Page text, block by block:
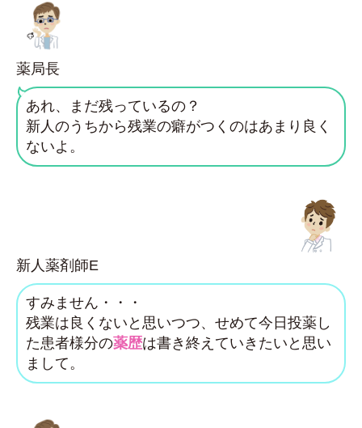
薬局長
あれ、まだ残っているの？
新人のうちから残業の癖がつくのはあまり良く
ないよ。
新人薬剤師E
すみません・・・
残業は良くないと思いつつ、せめて今日投薬し
た患者様分の薬歴は書き終えていきたいと思い
まして。